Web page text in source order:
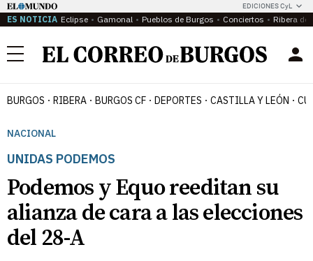
EDICIONES CyL
ES NOTICIA Eclipse Gamonal Pueblos de Burgos Conciertos Ribera del
Menú
BURGOS RIBERA BURGOS CF DEPORTES CASTILLA Y LEÓN
NACIONAL
UNIDAS PODEMOS
Podemos y Equo reeditan su
alianza de cara a las elecciones
del 28-A